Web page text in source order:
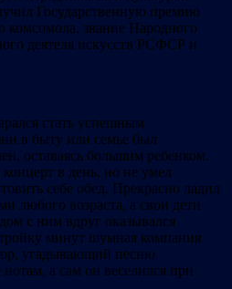
Государственную премию
звание Народного
деятеля искусств РСФСР и
стать успешным
в быту или семье был
оставаясь большим ребенком.
в день, но не умел
себе обед. Прекрасно ладил
любого возраста, а свои дети
с ним вдруг оказывался
минут шумная компания
угадывающий песню
а сам он веселился при